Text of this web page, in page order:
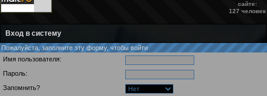
сайте:
127 человек
Вход в систему
Пожалуйста, заполните эту форму, чтобы войти
Имя пользователя:
Пароль:
Запомнить?